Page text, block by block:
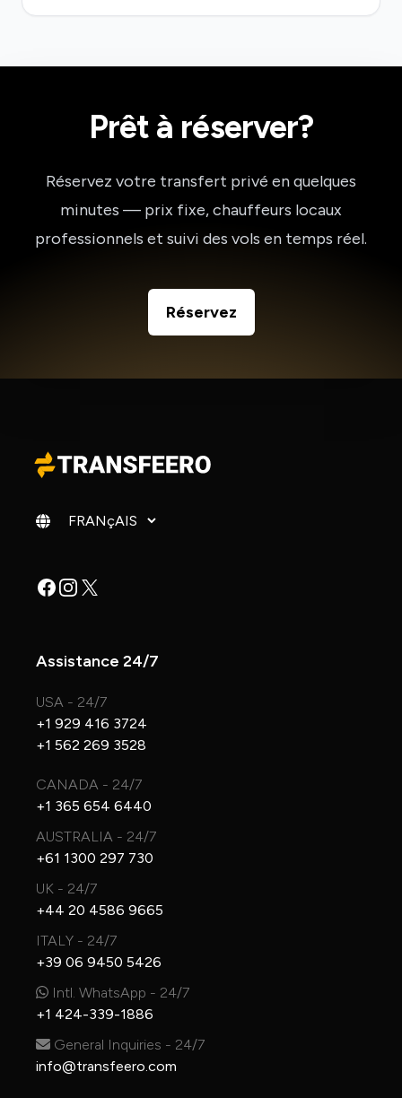
Prêt à réserver?
Réservez votre transfert privé en quelques
minutes — prix fixe, chauffeurs locaux
professionnels et suivi des vols en temps réel.
Réservez
Changer de langue
Facebook
Instagram
X
Assistance 24/7
USA - 24/7
+1 929 416 3724
+1 562 269 3528
CANADA - 24/7
+1 365 654 6440
AUSTRALIA - 24/7
+61 1300 297 730
UK - 24/7
+44 20 4586 9665
ITALY - 24/7
+39 06 9450 5426
Intl. WhatsApp - 24/7
+1 424-339-1886
General Inquiries - 24/7
info@transfeero.com